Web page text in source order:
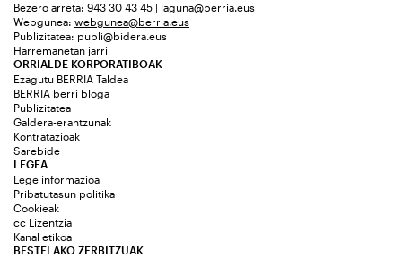
Bezero arreta: 943 30 43 45 | laguna@berria.eus
Webgunea: webgunea@berria.eus
Publizitatea: publi@bidera.eus
Harremanetan jarri
ORRIALDE KORPORATIBOAK
Ezagutu BERRIA Taldea
BERRIA berri bloga
Publizitatea
Galdera-erantzunak
Kontratazioak
Sarebide
LEGEA
Lege informazioa
Pribatutasun politika
Cookieak
cc Lizentzia
Kanal etikoa
BESTELAKO ZERBITZUAK